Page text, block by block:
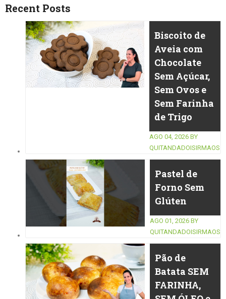
Recent Posts
Biscoito de
Aveia com
Chocolate
Sem Açúcar,
Sem Ovos e
Sem Farinha
de Trigo
AGO 04, 2026 BY
QUITANDADOISIRMAOS
Pastel de
Forno Sem
Glúten
AGO 01, 2026 BY
QUITANDADOISIRMAOS
Pão de
Batata SEM
FARINHA,